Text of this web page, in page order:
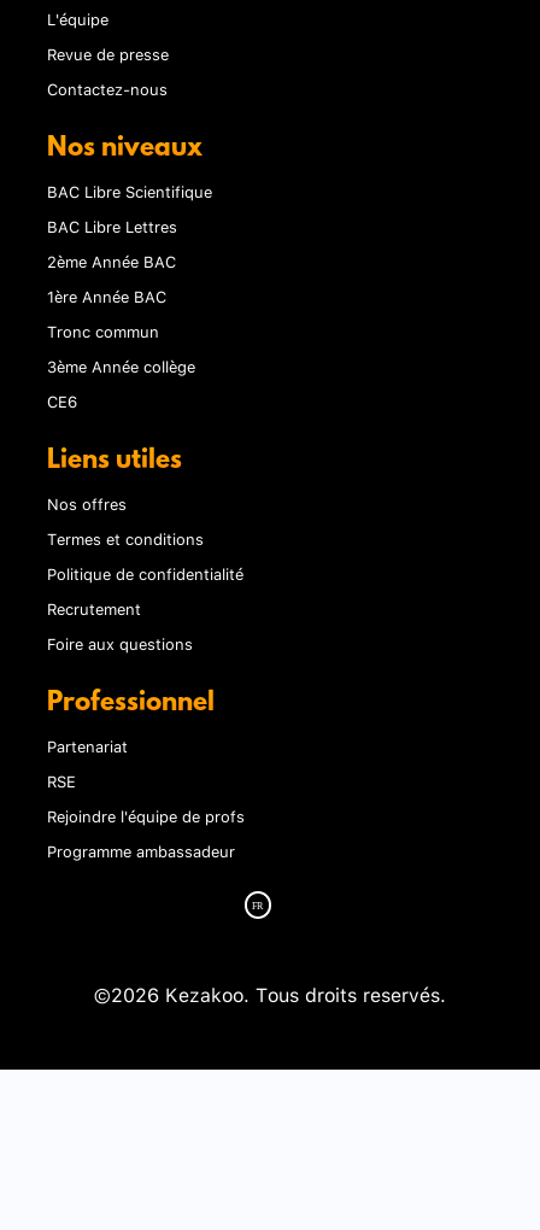
L'équipe
Revue de presse
Contactez-nous
Nos niveaux
BAC Libre Scientifique
BAC Libre Lettres
2ème Année BAC
1ère Année BAC
Tronc commun
3ème Année collège
CE6
Liens utiles
Nos offres
Termes et conditions
Politique de confidentialité
Recrutement
Foire aux questions
Professionnel
Partenariat
RSE
Rejoindre l'équipe de profs
Programme ambassadeur
©2026 Kezakoo. Tous droits reservés.